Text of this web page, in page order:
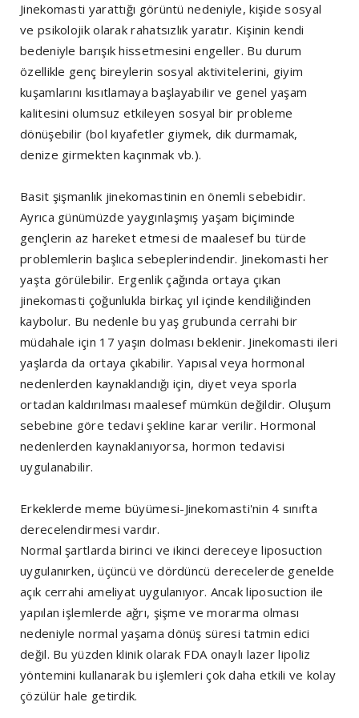
Jinekomasti yarattığı görüntü nedeniyle, kişide sosyal
ve psikolojik olarak rahatsızlık yaratır. Kişinin kendi
bedeniyle barışık hissetmesini engeller. Bu durum
özellikle genç bireylerin sosyal aktivitelerini, giyim
kuşamlarını kısıtlamaya başlayabilir ve genel yaşam
kalitesini olumsuz etkileyen sosyal bir probleme
dönüşebilir (bol kıyafetler giymek, dik durmamak,
denize girmekten kaçınmak vb.).
Basit şişmanlık jinekomastinin en önemli sebebidir.
Ayrıca günümüzde yaygınlaşmış yaşam biçiminde
gençlerin az hareket etmesi de maalesef bu türde
problemlerin başlıca sebeplerindendir. Jinekomasti her
yaşta görülebilir. Ergenlik çağında ortaya çıkan
jinekomasti çoğunlukla birkaç yıl içinde kendiliğinden
kaybolur. Bu nedenle bu yaş grubunda cerrahi bir
müdahale için 17 yaşın dolması beklenir. Jinekomasti ileri
yaşlarda da ortaya çıkabilir. Yapısal veya hormonal
nedenlerden kaynaklandığı için, diyet veya sporla
ortadan kaldırılması maalesef mümkün değildir. Oluşum
sebebine göre tedavi şekline karar verilir. Hormonal
nedenlerden kaynaklanıyorsa, hormon tedavisi
uygulanabilir.
Erkeklerde meme büyümesi-Jinekomasti'nin 4 sınıfta
derecelendirmesi vardır.
Normal şartlarda birinci ve ikinci dereceye liposuction
uygulanırken, üçüncü ve dördüncü derecelerde genelde
açık cerrahi ameliyat uygulanıyor. Ancak liposuction ile
yapılan işlemlerde ağrı, şişme ve morarma olması
nedeniyle normal yaşama dönüş süresi tatmin edici
değil. Bu yüzden klinik olarak FDA onaylı lazer lipoliz
yöntemini kullanarak bu işlemleri çok daha etkili ve kolay
çözülür hale getirdik.